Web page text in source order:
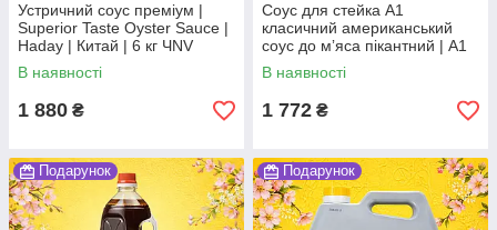
Устричний соус преміум |
Superior Taste Oyster Sauce |
Haday | Китай | 6 кг ЧNV
В наявності
1 880 ₴
Соус для стейка А1
класичний американський
соус до мʼяса пікантний | A1
Steak Sauce | США | Kraft |
283 г | класичний По
В наявності
1 772 ₴
Подарунок Подарунок